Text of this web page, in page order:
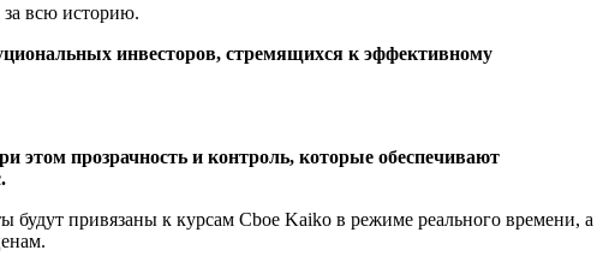
всю историю.
инвесторов, стремящихся к эффективному
этом прозрачность и контроль, которые обеспечивают
будут привязаны к курсам Cboe Kaiko в режиме реального времени, а